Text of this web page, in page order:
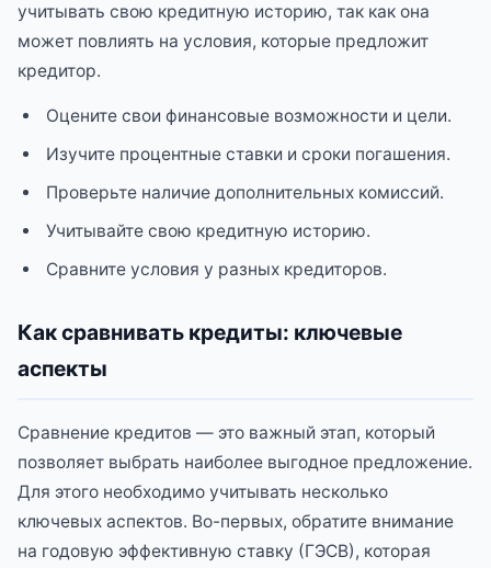
учитывать свою кредитную историю, так как она
может повлиять на условия, которые предложит
кредитор.
Оцените свои финансовые возможности и цели.
Изучите процентные ставки и сроки погашения.
Проверьте наличие дополнительных комиссий.
Учитывайте свою кредитную историю.
Сравните условия у разных кредиторов.
Как сравнивать кредиты: ключевые
аспекты
Сравнение кредитов — это важный этап, который
позволяет выбрать наиболее выгодное предложение.
Для этого необходимо учитывать несколько
ключевых аспектов. Во-первых, обратите внимание
на годовую эффективную ставку (ГЭСВ), которая